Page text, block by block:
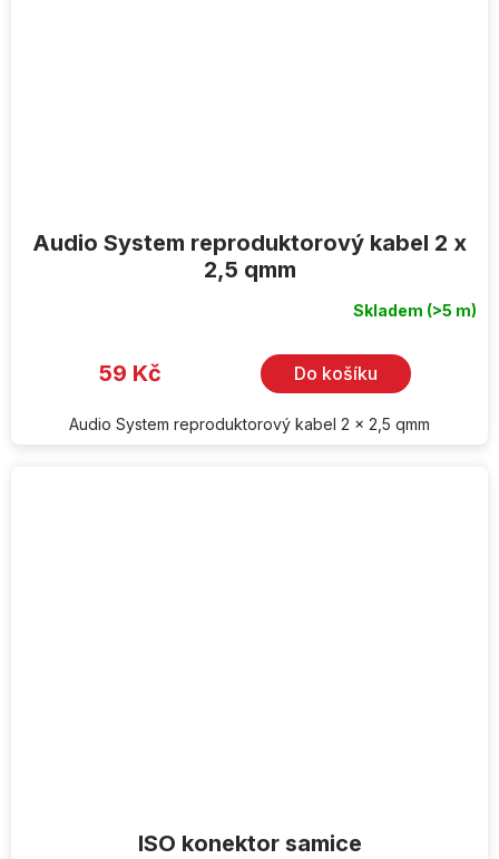
Audio System reproduktorový kabel 2 x
2,5 qmm
Skladem (>5 m)
59 Kč Do košíku
Audio System reproduktorový kabel 2 x 2,5 qmm
ISO konektor samice